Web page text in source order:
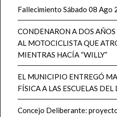
Fallecimiento Sábado 08 Ago
CONDENARON A DOS
AL MOTOCICLISTA QUE
MIENTRAS HACÍA “WILLY”
EL MUNICIPIO ENTREGÓ
FÍSICA A LAS ESCUELAS
Concejo Deliberante: